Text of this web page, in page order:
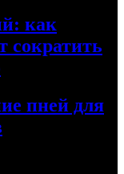
как
сократить
пней для